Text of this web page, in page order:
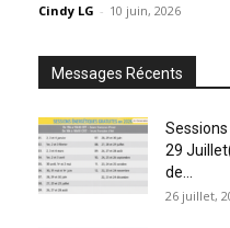
Cindy LG - 10 juin, 2026
Messages Récents
29
de...
26 juillet,